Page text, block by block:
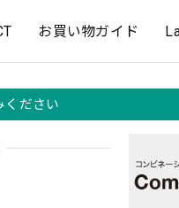
お買い物ガイド
ださい